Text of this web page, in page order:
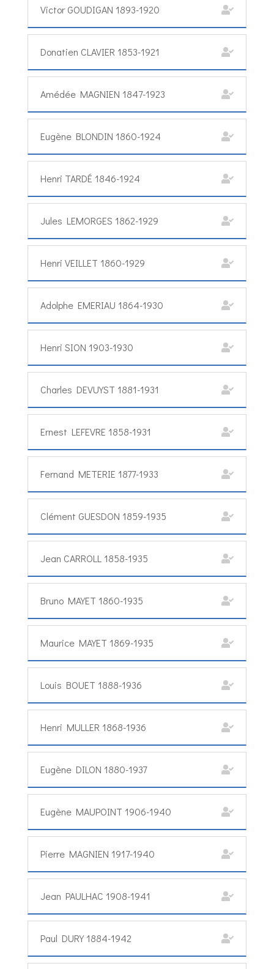
Victor GOUDIGAN 1893-1920
Donatien CLAVIER 1853-1921
Amédée MAGNIEN 1847-1923
Eugène BLONDIN 1860-1924
Henri TARDÉ 1846-1924
Jules LEMORGES 1862-1929
Henri VEILLET 1860-1929
Adolphe EMERIAU 1864-1930
Henri SION 1903-1930
Charles DEVUYST 1881-1931
Ernest LEFEVRE 1858-1931
Fernand METERIE 1877-1933
Clément GUESDON 1859-1935
Jean CARROLL 1858-1935
Bruno MAYET 1860-1935
Maurice MAYET 1869-1935
Louis BOUET 1888-1936
Henri MULLER 1868-1936
Eugène DILON 1880-1937
Eugène MAUPOINT 1906-1940
Pierre MAGNIEN 1917-1940
Jean PAULHAC 1908-1941
Paul DURY 1884-1942